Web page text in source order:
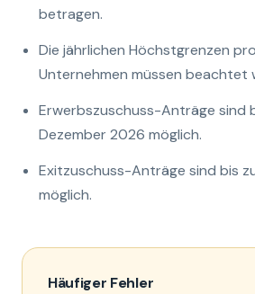
betragen.
Die jährlichen Höchstgrenzen
Unternehmen müssen beachtet
Erwerbszuschuss-Anträge sind
Dezember 2026 möglich.
Exitzuschuss-Anträge sind bis
möglich.
Häufiger Fehler